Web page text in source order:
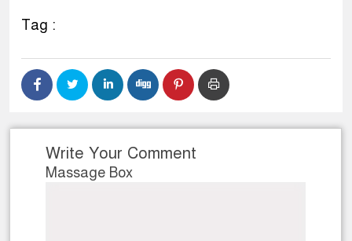
Tag :
Write Your Comment
Massage Box